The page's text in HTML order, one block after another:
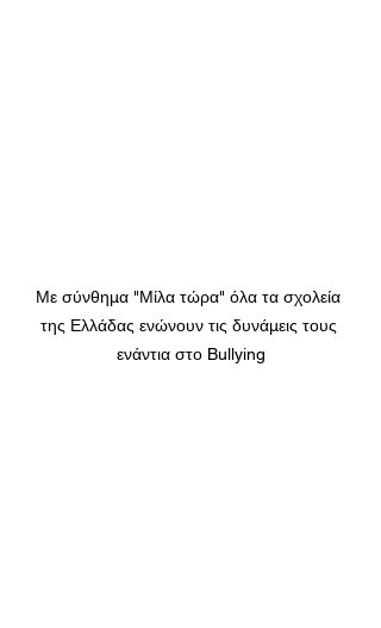
Με σύνθημα "Μίλα τώρα" όλα τα σχολεία
της Ελλάδας ενώνουν τις δυνάμεις τους
ενάντια στο Bullying